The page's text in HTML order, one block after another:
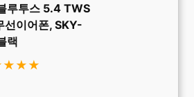
루투스 5.4 TWS
선이어폰, SKY-
랙